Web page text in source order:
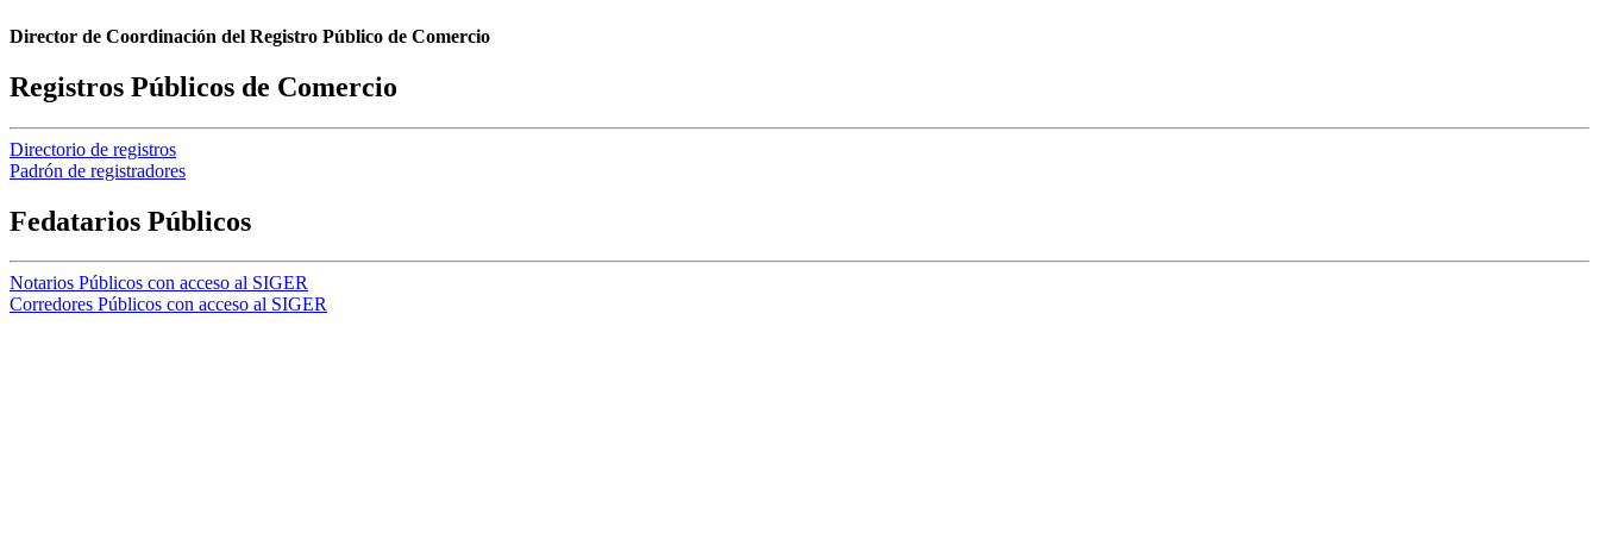
Director de Coordinación del Registro Público de Comercio
Registros Públicos de Comercio
Directorio de registros
Padrón de registradores
Fedatarios Públicos
Notarios Públicos con acceso al SIGER
Corredores Públicos con acceso al SIGER